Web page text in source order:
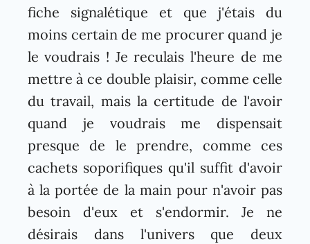
fiche signalétique et que j'étais du
moins certain de me procurer quand je
le voudrais ! Je reculais l'heure de me
mettre à ce double plaisir, comme celle
du travail, mais la certitude de l'avoir
quand je voudrais me dispensait
presque de le prendre, comme ces
cachets soporifiques qu'il suffit d'avoir
à la portée de la main pour n'avoir pas
besoin d'eux et s'endormir. Je ne
désirais dans l'univers que deux